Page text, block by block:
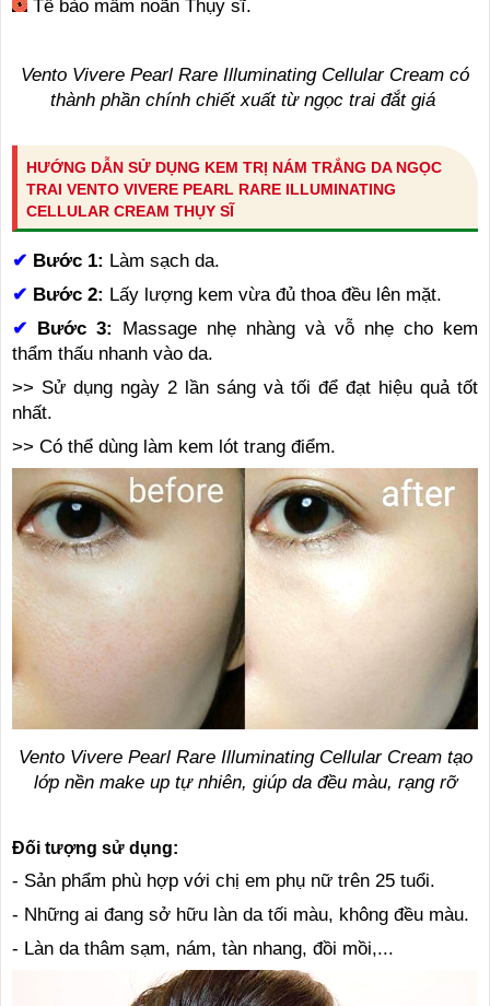
Tế bào mầm noãn Thụy sĩ.
Vento Vivere Pearl Rare Illuminating Cellular Cream có
thành phần chính chiết xuất từ ngọc trai đắt giá
HƯỚNG DẪN SỬ DỤNG KEM TRỊ NÁM TRẮNG DA NGỌC
TRAI VENTO VIVERE PEARL RARE ILLUMINATING
CELLULAR CREAM THỤY SĨ
✔ Bước 1: Làm sạch da.
✔ Bước 2: Lấy lượng kem vừa đủ thoa đều lên mặt.
✔ Bước 3:
Massage nhẹ nhàng và vỗ nhẹ cho kem
thẩm thấu nhanh vào da.
>> Sử dụng ngày 2 lần sáng và tối để đạt hiệu quả tốt
nhất.
>> Có thể dùng làm kem lót trang điểm.
Vento Vivere Pearl Rare Illuminating Cellular Cream tạo
lớp nền make up tự nhiên, giúp da đều màu, rạng rỡ
Đối tượng sử dụng:
- Sản phẩm phù hợp với chị em phụ nữ trên 25 tuổi.
- Những ai đang sở hữu làn da tối màu, không đều màu.
- Làn da thâm sạm, nám, tàn nhang, đồi mồi,...